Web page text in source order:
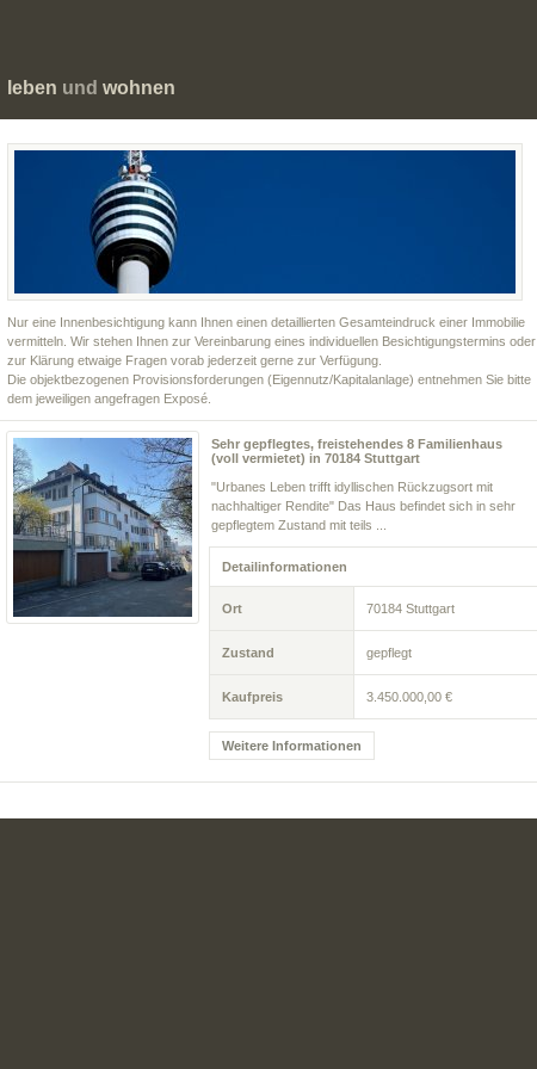
leben und wohnen
Nur eine Innenbesichtigung kann Ihnen einen detaillierten Gesamteindruck einer Immobilie
vermitteln. Wir stehen Ihnen zur Vereinbarung eines individuellen Besichtigungstermins oder
zur Klärung etwaige Fragen vorab jederzeit gerne zur Verfügung.
Die objektbezogenen Provisionsforderungen (Eigennutz/Kapitalanlage) entnehmen Sie bitte
dem jeweiligen angefragen Exposé.
Sehr gepflegtes, freistehendes 8 Familienhaus
(voll vermietet) in 70184 Stuttgart
"Urbanes Leben trifft idyllischen Rückzugsort mit
nachhaltiger Rendite" Das Haus befindet sich in sehr
gepflegtem Zustand mit teils ...
Detailinformationen
Ort 70184 Stuttgart
Zustand gepflegt
Kaufpreis 3.450.000,00 €